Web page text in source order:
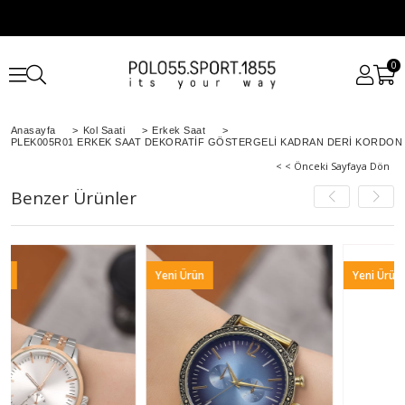
0
Anasayfa > Kol Saati > Erkek Saat
>
PLEK005R01 ERKEK SAAT DEKORATİF GÖSTERGELİ KADRAN DERİ KORDON
< < Önceki Sayfaya Dön
Benzer Ürünler